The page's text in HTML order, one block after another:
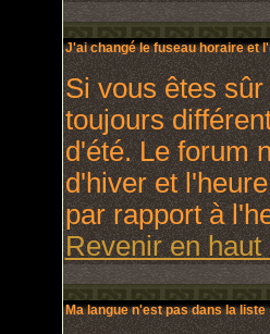
J'ai changé le fuseau horaire et
Si vous êtes
toujours
d'été. Le forum
d'hiver et
par rapport à
Revenir en haut
Ma langue n'est pas dans la liste